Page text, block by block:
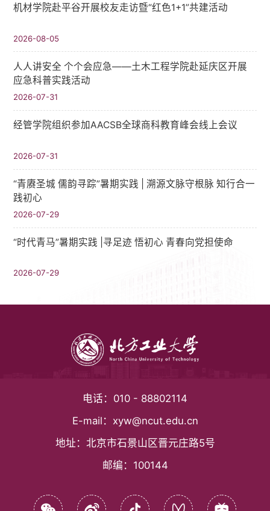
机材学院赴平谷开展校友走访暨“红色1+1”共建活动
2026-08-05
人人讲安全 个个会应急——土木工程学院赴延庆区开展
应急科普实践活动
2026-07-31
经管学院组织参加AACSB全球商科教育峰会线上会议
2026-07-31
“青赓圣城 儒韵寻踪”暑期实践​ | 溯源文脉守根脉 知行合一
践初心
2026-07-29
“时代青马”暑期实践 |寻足迹 悟初心 青春向党担使命
2026-07-29
电话： 010 - 88802114
E-mail： xyw@ncut.edu.cn
地址： 北京市石景山区晋元庄路5号
邮编： 100144